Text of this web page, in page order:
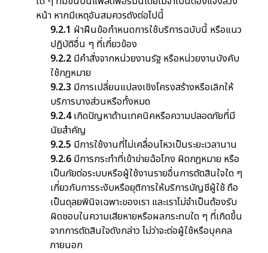
หน้า หากมีเหตุอันสมควรดังต่อไปนี้
9.2.1 ฝ่าฝืนข้อกำหนดการใช้บริการฉบับนี้ หรือแนว
ปฏิบัติอื่น ๆ ที่เกี่ยวข้อง
9.2.2 มีคำสั่งจากหน่วยงานรัฐ หรือหน่วยงานบังคับ
ใช้กฎหมาย
9.2.3 มีการเปลี่ยนแปลงเชิงโครงสร้างหรือเลิกให้
บริการบางส่วนหรือทั้งหมด
9.2.4 เกิดปัญหาด้านเทคนิคหรือความปลอดภัยที่มี
นัยสำคัญ
9.2.5 มีการใช้งานที่ไม่เคลื่อนไหวเป็นระยะเวลานาน
9.2.6 มีการกระทำที่เข้าข่ายฉ้อโกง ผิดกฎหมาย หรือ
เป็นภัยต่อระบบหรือผู้ใช้งานรายอื่นการตัดสินใจใด ๆ
เกี่ยวกับการระงับหรือยุติการให้บริการบัญชีผู้ใช้ ถือ
เป็นดุลยพินิจเฉพาะของเรา และเราไม่จำเป็นต้องรับ
ผิดชอบในความเสียหายหรือผลกระทบใด ๆ ที่เกิดขึ้น
จากการตัดสินใจดังกล่าว ไม่ว่าจะต่อผู้ใช้หรือบุคคล
ภายนอก